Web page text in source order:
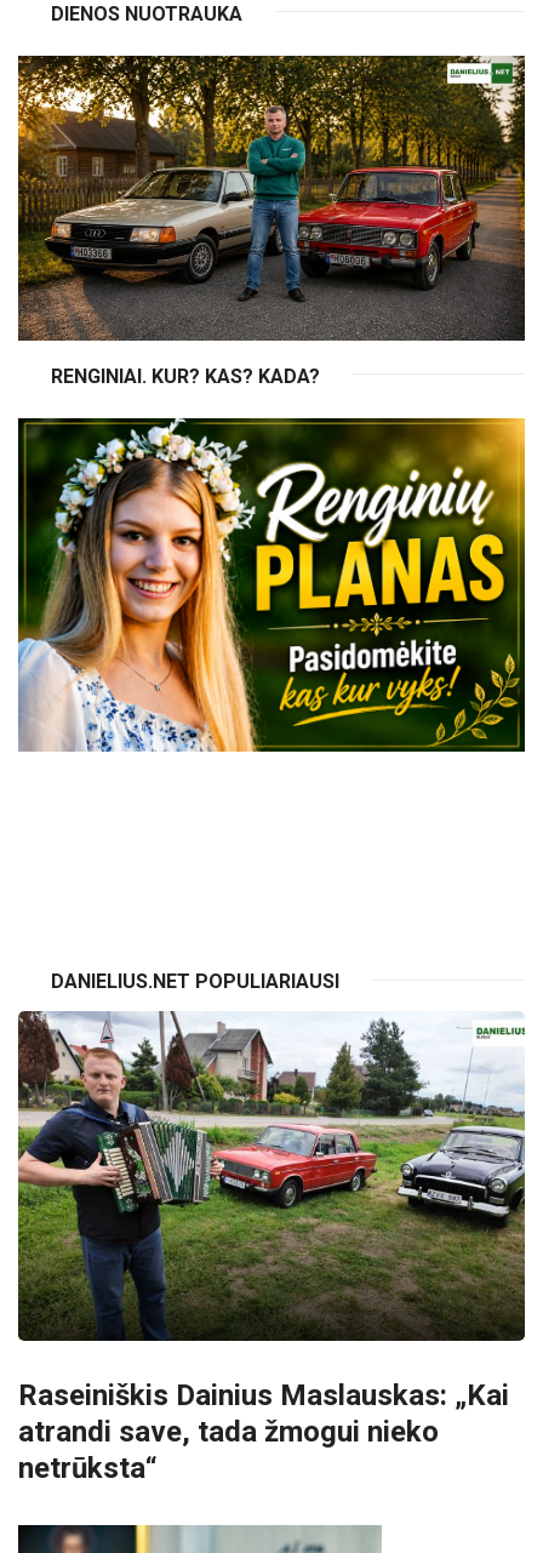
DIENOS NUOTRAUKA
RENGINIAI. KUR? KAS? KADA?
DANIELIUS.NET POPULIARIAUSI
Raseiniškis Dainius Maslauskas: „Kai
atrandi save, tada žmogui nieko
netrūksta“